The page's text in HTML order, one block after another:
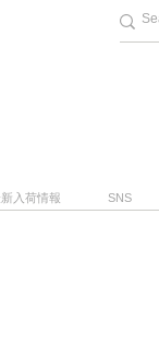
入荷情報 SNS